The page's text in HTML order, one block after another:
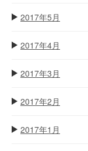
2017年5月
2017年4月
2017年3月
2017年2月
2017年1月